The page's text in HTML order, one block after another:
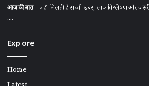
आज की बात– जहाँ मिलती है सच्ची खबर, साफ़ विश्लेषण और ज़रूरी
....
Explore
Home